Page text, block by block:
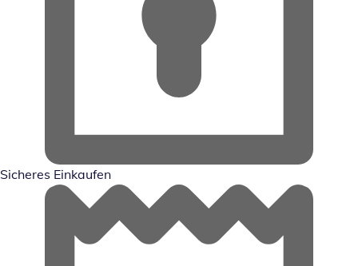
Sicheres Einkaufen